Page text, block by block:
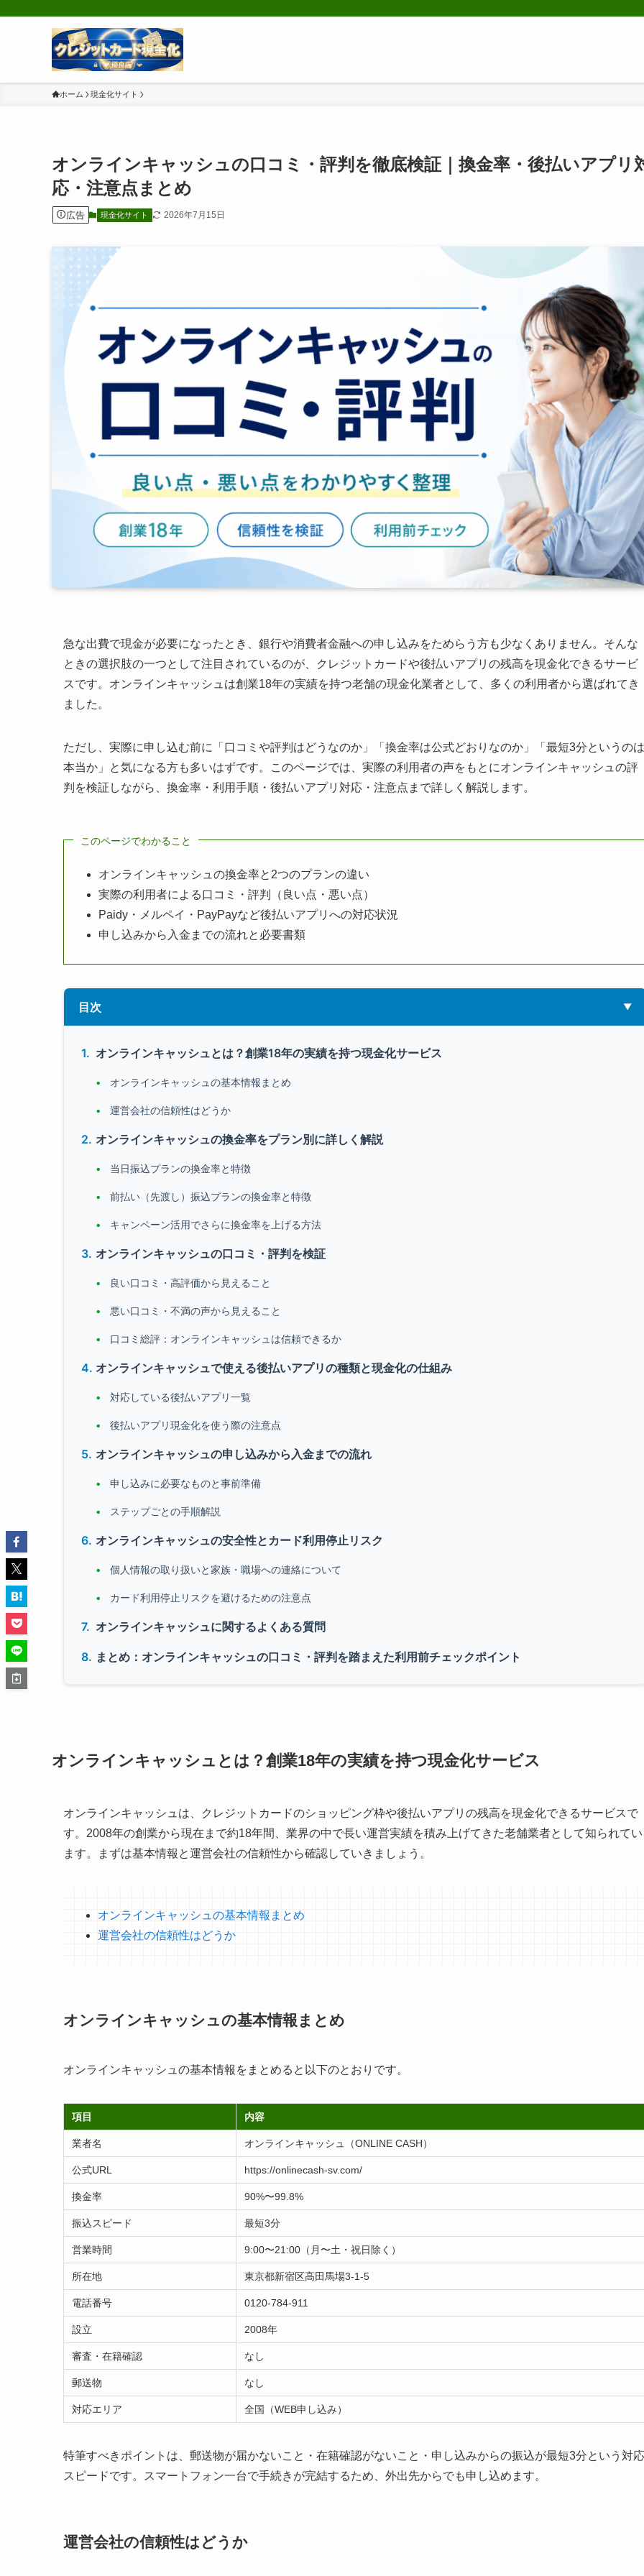
ホーム 現金化サイト
オンラインキャッシュの口コミ・評判を徹底検証｜換金率・後払いアプリ
応・注意点まとめ
広告 現金化サイト 2026年7月15日
急な出費で現金が必要になったとき、銀行や消費者金融への申し込みをためらう方も少なくありません。そんな
ときの選択肢の一つとして注目されているのが、クレジットカードや後払いアプリの残高を現金化できるサービ
スです。オンラインキャッシュは創業18年の実績を持つ老舗の現金化業者として、多くの利用者から選ばれてき
ました。
ただし、実際に申し込む前に「口コミや評判はどうなのか」「換金率は公式どおりなのか」「最短3分というのは
本当か」と気になる方も多いはずです。このページでは、実際の利用者の声をもとにオンラインキャッシュの評
判を検証しながら、換金率・利用手順・後払いアプリ対応・注意点まで詳しく解説します。
このページでわかること
オンラインキャッシュの換金率と2つのプランの違い
実際の利用者による口コミ・評判（良い点・悪い点）
Paidy・メルペイ・PayPayなど後払いアプリへの対応状況
申し込みから入金までの流れと必要書類
目次
オンラインキャッシュとは？創業18年の実績を持つ現金化サービス
オンラインキャッシュの基本情報まとめ
運営会社の信頼性はどうか
オンラインキャッシュの換金率をプラン別に詳しく解説
当日振込プランの換金率と特徴
前払い（先渡し）振込プランの換金率と特徴
キャンペーン活用でさらに換金率を上げる方法
オンラインキャッシュの口コミ・評判を検証
良い口コミ・高評価から見えること
悪い口コミ・不満の声から見えること
口コミ総評：オンラインキャッシュは信頼できるか
オンラインキャッシュで使える後払いアプリの種類と現金化の仕組み
対応している後払いアプリ一覧
後払いアプリ現金化を使う際の注意点
オンラインキャッシュの申し込みから入金までの流れ
申し込みに必要なものと事前準備
ステップごとの手順解説
オンラインキャッシュの安全性とカード利用停止リスク
個人情報の取り扱いと家族・職場への連絡について
カード利用停止リスクを避けるための注意点
オンラインキャッシュに関するよくある質問
まとめ：オンラインキャッシュの口コミ・評判を踏まえた利用前チェックポイント
オンラインキャッシュとは？創業18年の実績を持つ現金化サービス
オンラインキャッシュは、クレジットカードのショッピング枠や後払いアプリの残高を現金化できるサービスで
す。2008年の創業から現在まで約18年間、業界の中で長い運営実績を積み上げてきた老舗業者として知られてい
ます。まずは基本情報と運営会社の信頼性から確認していきましょう。
オンラインキャッシュの基本情報まとめ
運営会社の信頼性はどうか
オンラインキャッシュの基本情報まとめ
オンラインキャッシュの基本情報をまとめると以下のとおりです。
項目 内容
業者名 オンラインキャッシュ（ONLINE CASH）
公式URL https://onlinecash-sv.com/
換金率 90%〜99.8%
振込スピード 最短3分
営業時間 9:00〜21:00（月〜土・祝日除く）
所在地 東京都新宿区高田馬場3-1-5
電話番号 0120-784-911
設立 2008年
審査・在籍確認 なし
郵送物 なし
対応エリア 全国（WEB申し込み）
特筆すべきポイントは、郵送物が届かないこと・在籍確認がないこと・申し込みからの振込が最短3分という対応
スピードです。スマートフォン一台で手続きが完結するため、外出先からでも申し込めます。
運営会社の信頼性はどうか